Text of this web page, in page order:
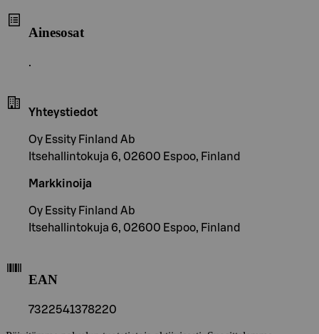
Ainesosat
.
Yhteystiedot
Oy Essity Finland Ab
Itsehallintokuja 6, 02600 Espoo, Finland
Markkinoija
Oy Essity Finland Ab
Itsehallintokuja 6, 02600 Espoo, Finland
EAN
7322541378220